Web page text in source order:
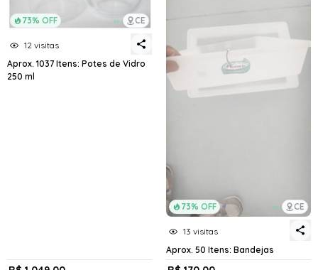
73% OFF CE
12 visitas
Aprox. 1037 Itens: Potes de Vidro
250 ml
73% OFF CE
13 visitas
Aprox. 50 Itens: Bandejas